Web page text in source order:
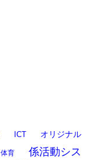
ICT
オリジナル
体育
係活動シス